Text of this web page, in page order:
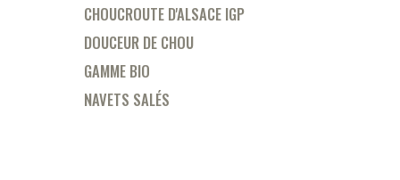
CHOUCROUTE D'ALSACE IGP
DOUCEUR DE CHOU
GAMME BIO
NAVETS SALÉS